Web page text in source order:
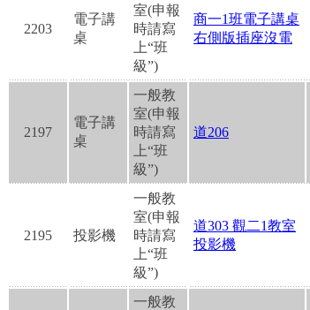
2203
電子講
桌
室(申報
時請寫
上“班
級”)
商一1班電子講桌
右側版插座沒電
2197
電子講
桌
一般教
室(申報
時請寫
上“班
級”)
道206
2195 投影機
一般教
室(申報
時請寫
上“班
級”)
道303 觀二1教室
投影機
一般教